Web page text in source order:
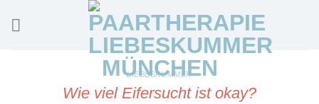
LIEBESKUMMER
Wie viel Eifersucht ist okay?